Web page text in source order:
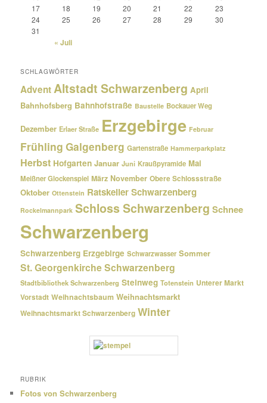
17
18 19 20 21 22
23
24
25 26 27 28 29
30
31
« Juli
SCHLAGWÖRTER
AdventAltstadt Schwarzenberg April
Bahnhofsberg Bahnhofstraße Baustelle Bockauer Weg
Dezember Erlaer Straße Erzgebirge Februar
Frühling Galgenberg Gartenstraße Hammerparkplatz
Herbst Hofgarten Januar Juni Kraußpyramide Mai
Meißner Glockenspiel März November Obere Schlossstraße
Oktober Ottenstein Ratskeller Schwarzenberg
Rockelmannpark Schloss Schwarzenberg Schnee
Schwarzenberg
Schwarzenberg Erzgebirge Schwarzwasser Sommer
St. Georgenkirche Schwarzenberg
Stadtbibliothek Schwarzenberg Steinweg Totenstein Unterer Markt
Vorstadt Weihnachtsbaum Weihnachtsmarkt
Weihnachtsmarkt Schwarzenberg Winter
RUBRIK
Fotos von Schwarzenberg